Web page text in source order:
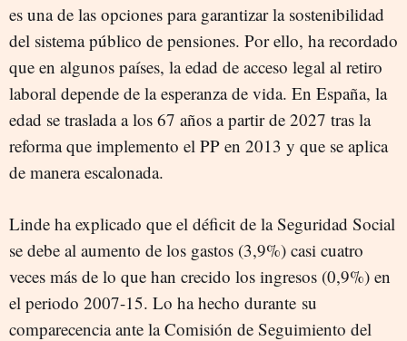
es una de las opciones para garantizar la sostenibilidad
del sistema público de pensiones. Por ello, ha recordado
que en algunos países, la edad de acceso legal al retiro
laboral depende de la esperanza de vida. En España, la
edad se traslada a los 67 años a partir de 2027 tras la
reforma que implemento el PP en 2013 y que se aplica
de manera escalonada.
Linde ha explicado que el déficit de la Seguridad Social
se debe al aumento de los gastos (3,9%) casi cuatro
veces más de lo que han crecido los ingresos (0,9%) en
el periodo 2007-15. Lo ha hecho durante su
comparecencia ante la Comisión de Seguimiento del